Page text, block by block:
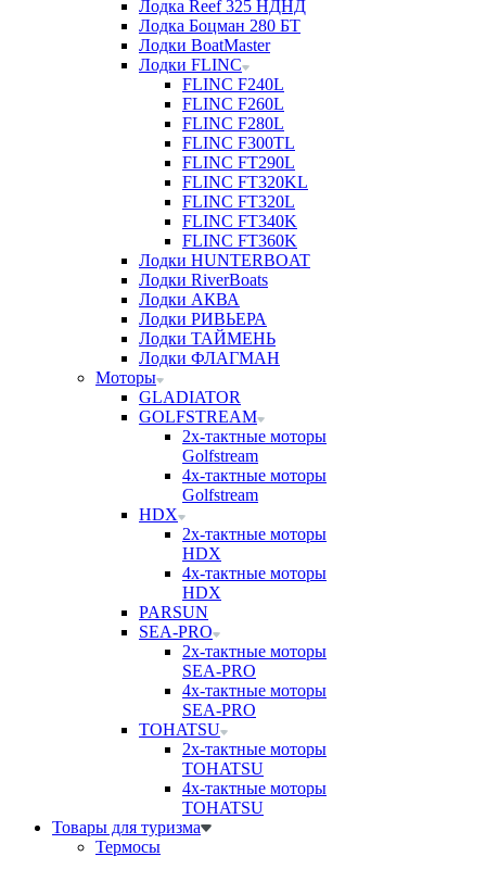
Лодка Reef 325 НДНД
Лодка Боцман 280 БТ
Лодки BoatMaster
Лодки FLINC
FLINC F240L
FLINC F260L
FLINC F280L
FLINC F300TL
FLINC FT290L
FLINC FT320KL
FLINC FT320L
FLINC FT340K
FLINC FT360K
Лодки HUNTERBOAT
Лодки RiverBoats
Лодки АКВА
Лодки РИВЬЕРА
Лодки ТАЙМЕНЬ
Лодки ФЛАГМАН
Моторы
GLADIATOR
GOLFSTREAM
2х-тактные моторы
Golfstream
4х-тактные моторы
Golfstream
HDX
2х-тактные моторы
HDX
4х-тактные моторы
HDX
PARSUN
SEA-PRO
2х-тактные моторы
SEA-PRO
4х-тактные моторы
SEA-PRO
TOHATSU
2х-тактные моторы
TOHATSU
4х-тактные моторы
TOHATSU
Товары для туризма
Термосы